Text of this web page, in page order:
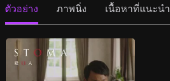
ตัวอย่าง ภาพนิ่ง เนื้อหาที่แนะนำ